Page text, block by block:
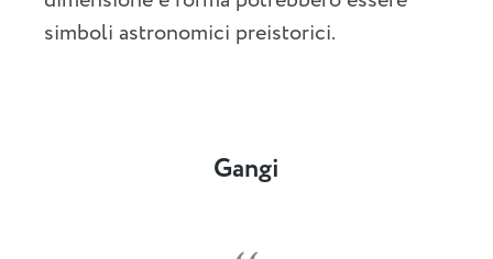
simboli astronomici preistorici.
Gangi